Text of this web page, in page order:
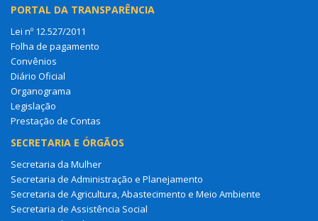
PORTAL DA TRANSPARÊNCIA
Lei nº 12.527/2011
Folha de pagamento
Convênios
Diário Oficial
Organograma
Legislação
Prestação de Contas
SECRETARIA E ÓRGÃOS
Secretaria da Mulher
Secretaria de Administração e Planejamento
Secretaria de Agricultura, Abastecimento e Meio Ambiente
Secretaria de Assistência Social